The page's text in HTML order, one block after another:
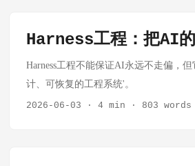
参考价值，HN 上 904 分的高热度也说
工具研究者关注。 🏷️ [AI] OpenCV 5.0
5 正式发布，带来全新 DNN 模块、硬
OpenCV 5 是自 2018 年以来的最大版
Harness工程：把AI
Harness工程不能保证AI永远不走偏，
计、可恢复的工程系统'。
2026-06-03 · 4 min · 803 words